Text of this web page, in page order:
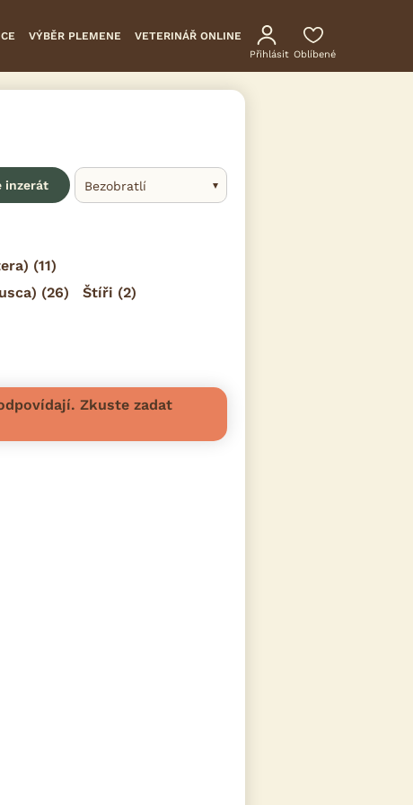
VÝBĚR PLEMENE VETERINÁŘ ONLINE
Přihlásit Oblíbené
inzerát Bezobratlí
(11)
(26) Štíři (2)
Zkuste zadat